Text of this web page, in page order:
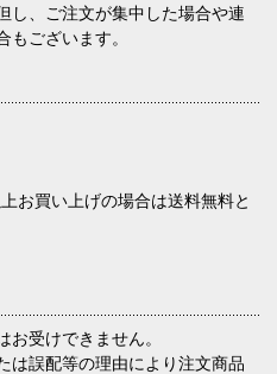
し、ご注文が集中した場合や連
ございます。
お買い上げの場合は送料無料と
受けできません。
は誤配等の理由により注文商品